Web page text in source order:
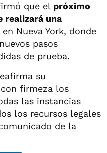
que el próximo
realizará una
Nueva York, donde
pasos
de prueba.
su
firmeza los
las instancias
los recursos legales
de la